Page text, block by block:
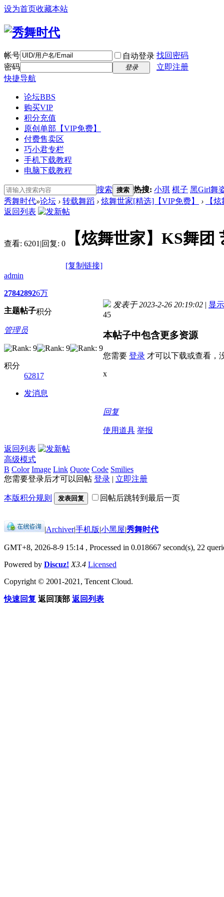
设为首页收藏本站
帐号 自动登录 找回密码
密码
登录
立即注册
快捷导航
论坛BBS
购买VIP
积分充值
原创单部【VIP免费】
付费售卖区
巧小君专栏
手机下载教程
电脑下载教程
搜索 搜索 热搜: 小琪 棋子 黑Girl舞
秀舞时代»论坛 › 转载舞蹈 › 炫舞世家[精选]【VIP免费】 ›
【
返回列表
查看: 6201 |回复: 0 【炫舞世家】KS舞团
[复制链接]
admin
2784
主题
2892
帖子
6万
积分
管理员
积分
62817
发消息
发表于 2023-2-26 20:19:02 | 显
45
本帖子中包含更多资源
您需要 登录 才可以下载或查看，
x
回复
使用道具 举报
返回列表
高级模式
B Color Image Link Quote Code Smilies
您需要登录后才可以回帖 登录 | 立即注册
本版积分规则 发表回复 回帖后跳转到最后一页
|Archiver|手机版|小黑屋|秀舞时代
GMT+8, 2026-8-9 15:14 , Processed in 0.018667 second(s), 22
Powered by Discuz! X3.4 Licensed
Copyright © 2001-2021, Tencent Cloud.
快速回复 返回顶部 返回列表